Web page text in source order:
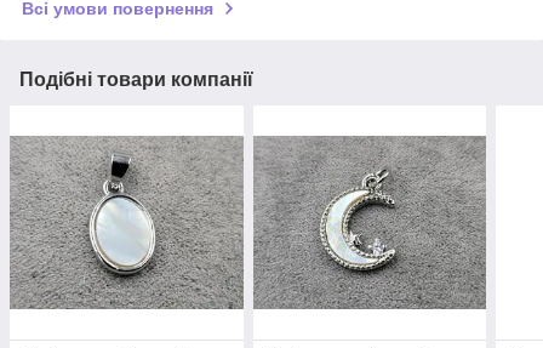
Всі умови повернення
Подібні товари компанії